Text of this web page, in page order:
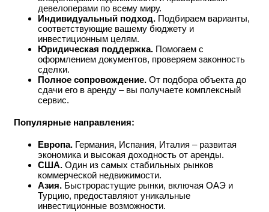
девелоперами по всему миру.
Индивидуальный подход. Подбираем варианты,
соответствующие вашему бюджету и
инвестиционным целям.
Юридическая поддержка. Помогаем с
оформлением документов, проверяем законность
сделки.
Полное сопровождение. От подбора объекта до
сдачи его в аренду – вы получаете комплексный
сервис.
Популярные направления:
Европа. Германия, Испания, Италия – развитая
экономика и высокая доходность от аренды.
США. Один из самых стабильных рынков
коммерческой недвижимости.
Азия. Быстрорастущие рынки, включая ОАЭ и
Турцию, предоставляют уникальные
инвестиционные возможности.